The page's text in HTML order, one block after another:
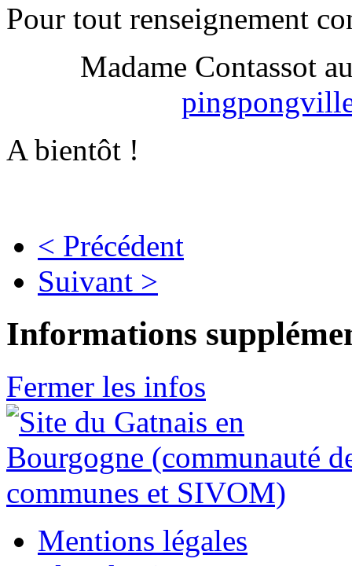
Pour tout renseignement
Madame Contassot
A bientôt !
< Précédent
Suivant >
Informations
Fermer les infos
Mentions légales